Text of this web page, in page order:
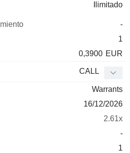
Ilimitado
-
1
0,3900 EUR
CALL
Warrants
16/12/2026
2.61x
-
1